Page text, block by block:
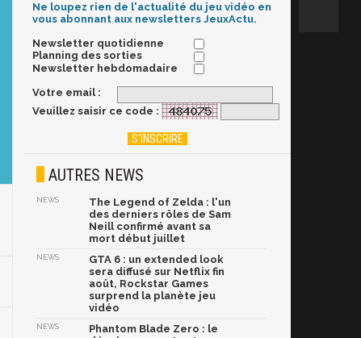
Ne loupez rien de l'actualité du jeu vidéo en
vous abonnant aux newsletters JeuxActu.
Newsletter quotidienne
Planning des sorties
Newsletter hebdomadaire
Votre email :
Veuillez saisir ce code :
AUTRES NEWS
NEWS
The Legend of Zelda : l'un
des derniers rôles de Sam
Neill confirmé avant sa
mort début juillet
NEWS
GTA 6 : un extended look
sera diffusé sur Netflix fin
août, Rockstar Games
surprend la planète jeu
vidéo
NEWS
Phantom Blade Zero : le